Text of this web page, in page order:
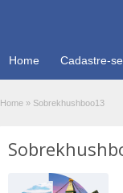
Home Cadastre-se
Home » Sobrekhushboo13